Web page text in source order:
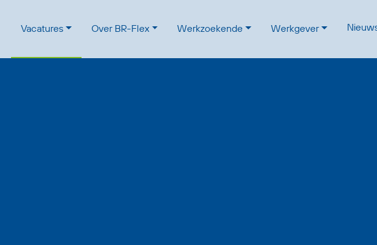
Vacatures Over BR-Flex Werkzoekende Werkgever